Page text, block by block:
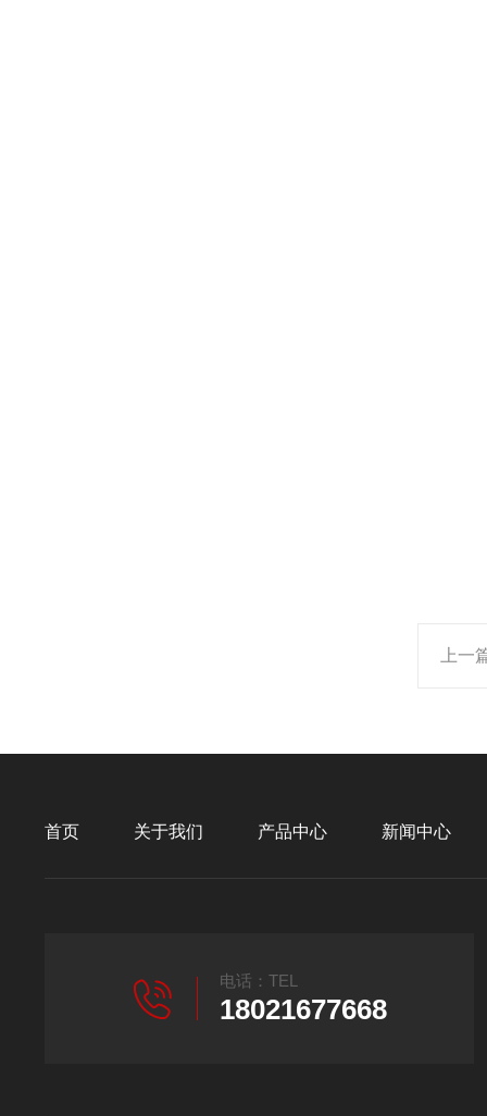
上一
首页 关于我们 产品中心 新闻中心
电话：TEL
18021677668